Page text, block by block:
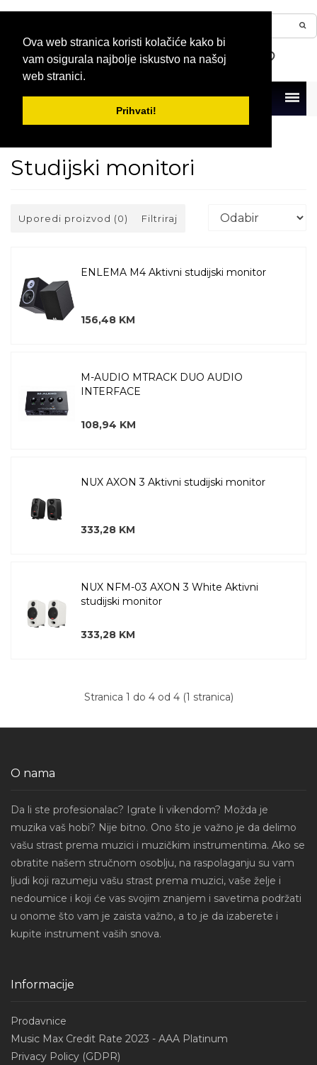
Ova web stranica koristi kolačiće kako bi
vam osigurala najbolje iskustvo na našoj
web stranici.
Prihvati!
Menu
Studijski monitori
Uporedi proizvod (0) Filtriraj
ENLEMA M4 Aktivni studijski monitor
156,48 KM
M-AUDIO MTRACK DUO AUDIO
INTERFACE
108,94 KM
NUX AXON 3 Aktivni studijski monitor
333,28 KM
NUX NFM-03 AXON 3 White Aktivni
studijski monitor
333,28 KM
Stranica 1 do 4 od 4 (1 stranica)
O nama
Da li ste profesionalac? Igrate li vikendom? Možda je
muzika vaš hobi? Nije bitno. Ono što je važno je da delimo
vašu strast prema muzici i muzičkim instrumentima. Ako se
obratite našem stručnom osoblju, na raspolaganju su vam
ljudi koji razumeju vašu strast prema muzici, vaše želje i
nedoumice i koji će vas svojim znanjem i savetima podržati
u onome što vam je zaista važno, a to je da izaberete i
kupite instrument vaših snova.
Informacije
Prodavnice
Music Max Credit Rate 2023 - AAA Platinum
Privacy Policy (GDPR)